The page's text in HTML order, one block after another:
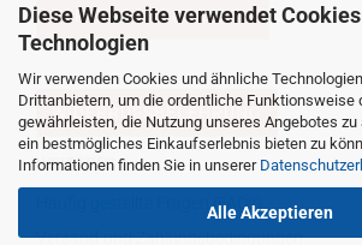
Diese Webseite verwendet
Technologien
Wir verwenden Cookies und ähnliche
Drittanbietern, um die ordentliche Funktionsweise
gewährleisten, die Nutzung unseres Angebotes
ein bestmögliches Einkaufserlebnis bieten zu
Informationen finden Sie in unserer
Alle Akzeptieren
VERTRAG WIDERRUFEN
WIDERRUFSBELEHRUNG
WEITERES ...
Häufig gestellte Fragen (FAQs)
Versand-und Zahlungsbedingungen